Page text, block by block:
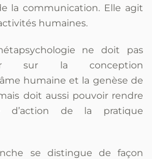
la communication. Elle agit
humaines.
ne doit pas
sur la conception
humaine et la genèse de
doit aussi pouvoir rendre
d’action de la pratique
se distingue de façon